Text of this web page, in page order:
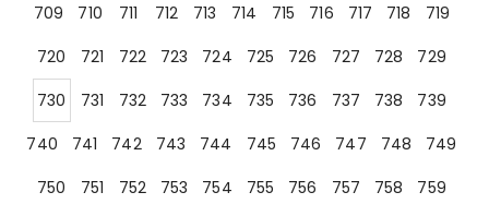
709
710 711 712 713 714 715 716 717 718
719
720
721 722 723 724 725 726 727 728
729
730
731 732 733 734 735 736 737 738
739
740
741 742 743 744 745 746 747 748
749
750
751 752 753 754 755 756 757 758
759